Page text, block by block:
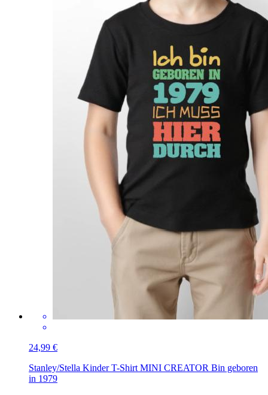
24,99 €
Stanley/Stella Kinder T-Shirt MINI CREATOR Bin geboren
in 1979